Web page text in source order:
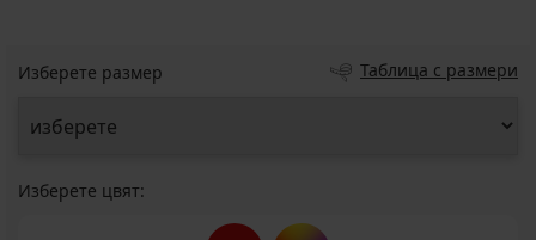
Изберете размер Таблица с размери
Изберете цвят: